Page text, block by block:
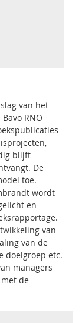
van het
RNO
blijft
De
toe.
wordt
en
van
van de
doelgroep etc.
managers
de